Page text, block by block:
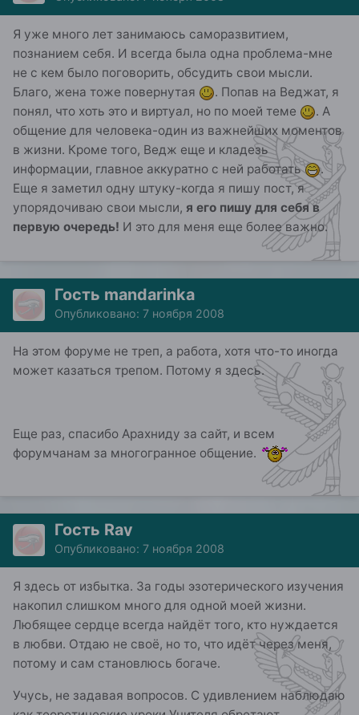
Я уже много лет занимаюсь саморазвитием,
познанием себя. И всегда была одна проблема-мне
не с кем было поговорить, обсудить свои мысли.
Благо, жена тоже повернутая
. Попав на Веджат, я
понял, что хоть это и виртуал, но по моей теме
. А
общение для человека-один из важнейших моментов
в жизни. Кроме того, Ведж еще и кладезь
информации, главное аккуратно с ней работать
.
Еще я заметил одну штуку-когда я пишу пост, я
упорядочиваю свои мысли, я его пишу для себя в
первую очередь! И это для меня еще более важно.
Гость mandarinka
Опубликовано: 7 ноября 2008
На этом форуме не треп, а работа, хотя что-то иногда
может казаться трепом. Потому я здесь.
Еще раз, спасибо Арахниду за сайт, и всем
форумчанам за многогранное общение.
Гость Ray
Опубликовано: 7 ноября 2008
Я здесь от избытка. За годы эзотерического изучения
накопил слишком много для одной моей жизни.
Любящее сердце всегда найдёт того, кто нуждается
в любви. Отдаю не своё, но то, что идёт через меня,
потому и сам становлюсь богаче.
Учусь, не задавая вопросов. С удивлением наблюдаю